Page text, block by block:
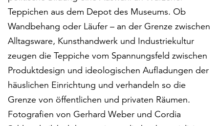
am
Ende
der
Seite
die
Schaltfläche
„Cookie-
Einstellungen“
zur
Verfügung.
Funktionale
Teppichen aus dem Depot des Museums. Ob
Wandbehang oder Läufer – an der Grenze zwischen
Alltagsware, Kunsthandwerk und Industriekultur
zeugen die Teppiche vom Spannungsfeld zwischen
Produktdesign und ideologischen Aufladungen der
häuslichen Einrichtung und verhandeln so die
Grenze von öffentlichen und privaten Räumen.
Fotografien von Gerhard Weber und Cordia